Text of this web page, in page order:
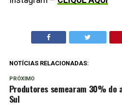
NOTÍCIAS RELACIONADAS:
PRÓXIMO
Produtores semearam 30% do
Sul